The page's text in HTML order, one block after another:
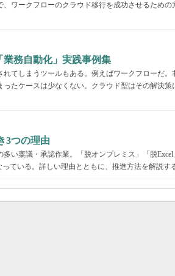
ワークフローのクラウド移行を成功させるための
務自動化」実践事例集
てしまうツールもある。例えばワークフローだ。
たケースは少なくない。クラウド型はその解決策
3つの理由
い稟議・承認作業。「脱オンプレミス」「脱Excel
ている。詳しい理由とともに、推進方法を解説す